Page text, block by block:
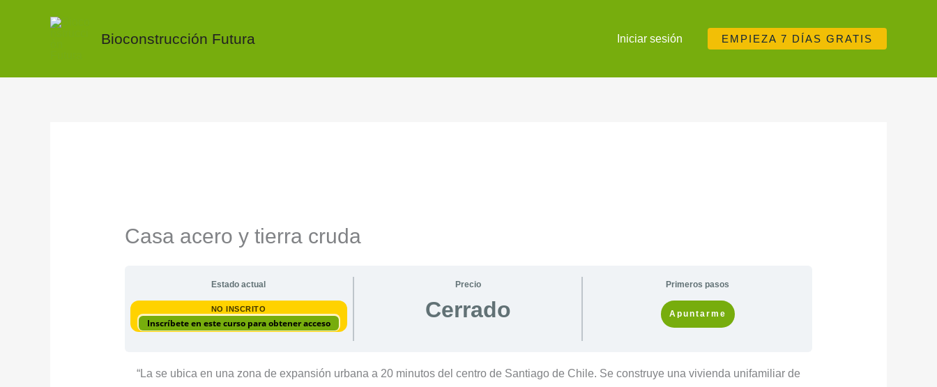
Bioconstrucción Futura Iniciar sesión EMPIEZA 7 DÍAS GRATIS
Casa acero y tierra cruda
Estado actual
NO INSCRITO
Inscríbete en este curso para obtener acceso
Precio
Cerrado
Primeros pasos
Apuntarme
“La se ubica en una zona de expansión urbana a 20 minutos del centro de Santiago de Chile. Se construye una vivienda unifamiliar de